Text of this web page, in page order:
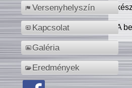
Versenyhelyszín
Kapcsolat
Galéria
Eredmények
A